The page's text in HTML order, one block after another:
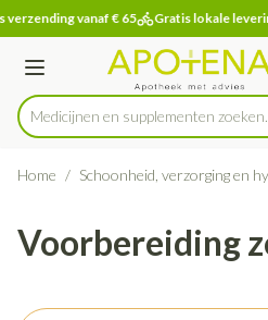
Ga naar de inhoud
1 van 1 vanaf € 65 Gratis lokale
Menu
Product, merk, categorie...
Medicijnen en supple
Home / Schoonheid, verzorging en
Voorbereiding